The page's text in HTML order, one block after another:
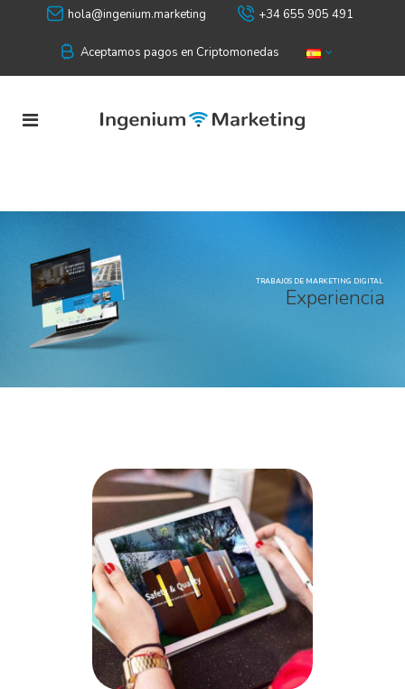
hola@ingenium.marketing +34 655 905 491
Aceptamos pagos en Criptomonedas
TRABAJOS DE MARKETING DIGITAL
Experiencia